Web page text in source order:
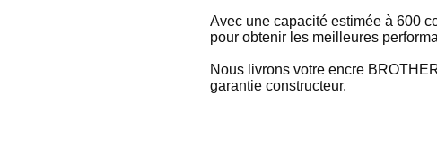
Avec une capacité estimée à 600
pour obtenir les meilleures
Nous livrons votre encre
garantie constructeur.